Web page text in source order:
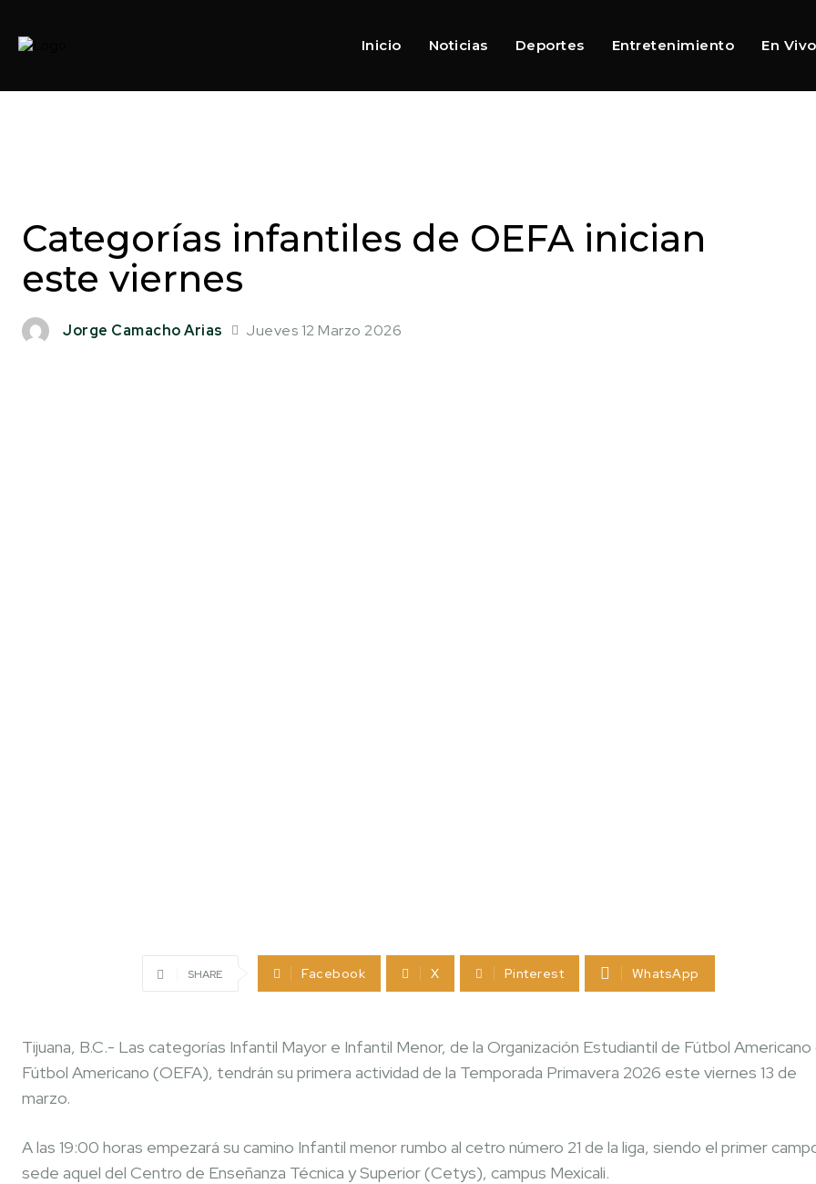
Inicio Noticias Deportes Entretenimiento En Vivo
Categorías infantiles de OEFA inician
este viernes
Jorge Camacho Arias Jueves 12 Marzo 2026
SHARE Facebook X Pinterest WhatsApp
Tijuana, B.C.- Las categorías Infantil Mayor e Infantil Menor, de la Organización Estudiantil de Fútbol Americano
Fútbol Americano (OEFA), tendrán su primera actividad de la Temporada Primavera 2026 este viernes 13 de
marzo.
A las 19:00 horas empezará su camino Infantil menor rumbo al cetro número 21 de la liga, siendo el primer
sede aquel del Centro de Enseñanza Técnica y Superior (Cetys), campus Mexicali.